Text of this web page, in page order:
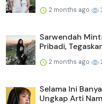
2 months ago
Sarwendah
Pribadi,
2 months ago
Selama Ini
Ungkap Arti